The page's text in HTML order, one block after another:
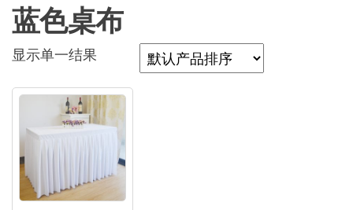
蓝色桌布
显示单一结果